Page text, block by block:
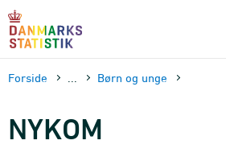
sidens
Forside Børn og unge
NYKOM